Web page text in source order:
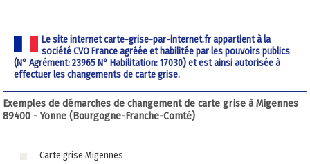
Le site internet carte-grise-par-internet.fr appartient à la
société CVO France agréée et habilitée par les pouvoirs publics
(N° Agrément: 23965 N° Habilitation: 17030) et est ainsi autorisée à
effectuer les changements de carte grise.
Exemples de démarches de changement de carte grise à Migennes
89400 - Yonne (Bourgogne-Franche-Comté)
Carte grise Migennes